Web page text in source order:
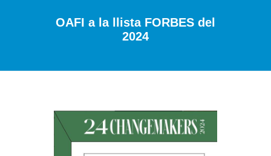
OAFI a la llista FORBES del
2024